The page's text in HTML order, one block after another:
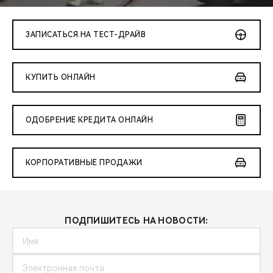
CHERY И СПОРТ
НАШИ МЕРОПРИЯТИЯ
ВИДЕООБЗОРЫ
CHERY ДЛЯ ДЕТЕЙ
ЗАПИСАТЬСЯ НА ТЕСТ-ДРАЙВ
КУПИТЬ ОНЛАЙН
ОДОБРЕНИЕ КРЕДИТА ОНЛАЙН
КОРПОРАТИВНЫЕ ПРОДАЖИ
ПОДПИШИТЕСЬ НА НОВОСТИ: